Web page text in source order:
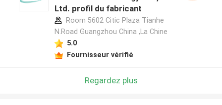
Ltd. profil du fabricant
Room 5602 Citic Plaza Tianhe
N.Road Guangzhou China ,La Chine
5.0
Fournisseur vérifié
Regardez plus